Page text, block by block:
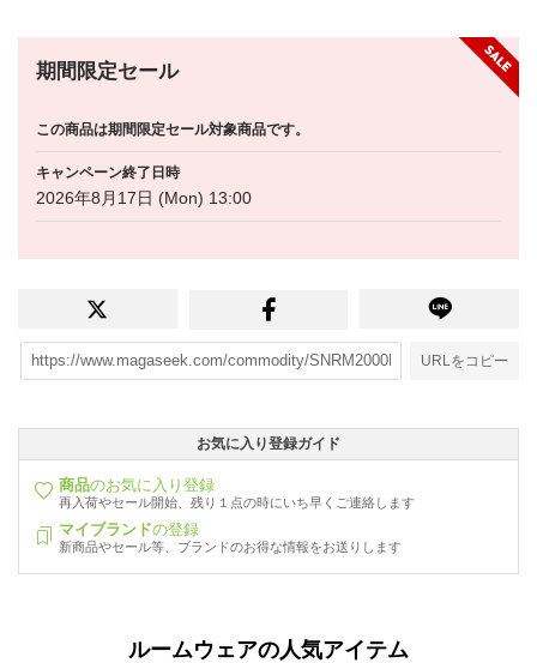
期間限定セール
この商品は期間限定セール対象商品です。
キャンペーン終了日時
2026年8月17日 (Mon) 13:00
URLをコピー
お気に入り登録ガイド
商品のお気に入り登録
再入荷やセール開始、残り１点の時にいち早くご連絡します
マイブランドの登録
新商品やセール等、ブランドのお得な情報をお送りします
ルームウェアの人気アイテム